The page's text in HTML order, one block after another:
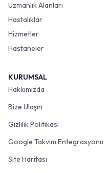
Uzmanlık Alanları
Hastalıklar
Hizmetler
Hastaneler
KURUMSAL
Hakkımızda
Bize Ulaşın
Gizlilik Politikası
Google Takvim Entegrasyonu
Site Haritası